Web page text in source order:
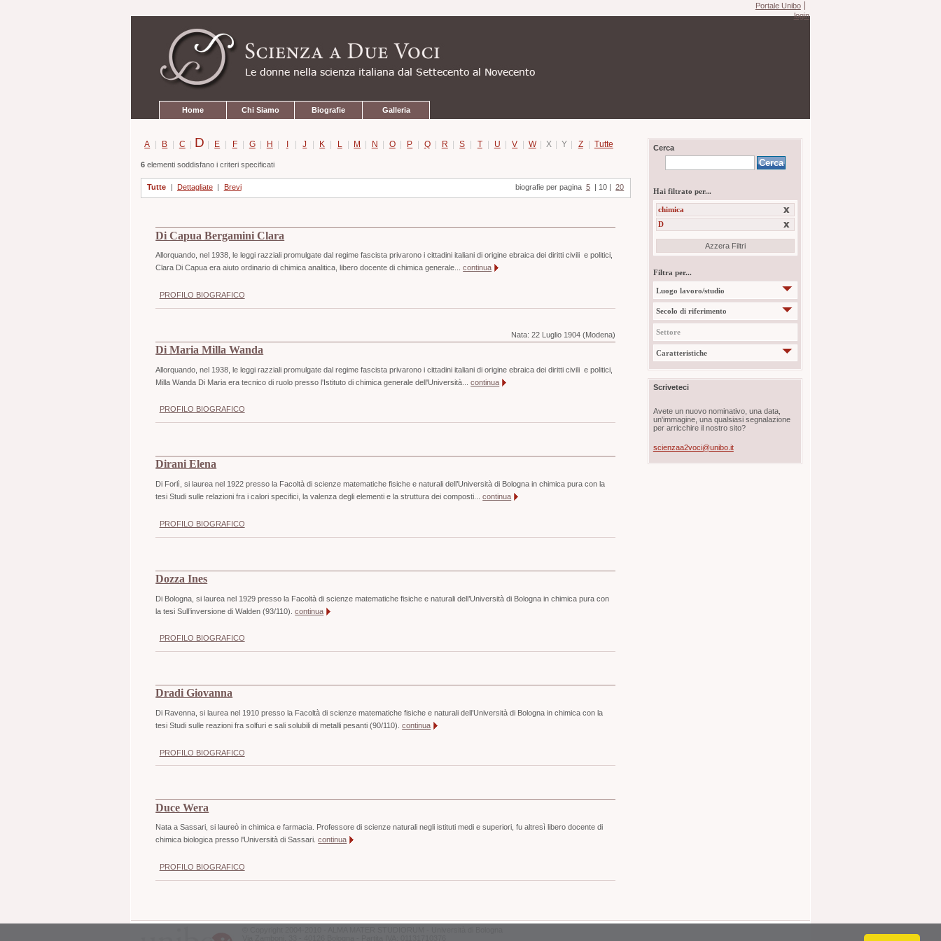
contenuti.
navigazione
Portale Unibo
login
Home Chi Siamo Biografie Galleria
A | B | C | D | E | F | G | H | I | J | K | L | M | N | O | P | Q | R | S | T | U | V | W | X | Y | Z | Tutte
6elementi soddisfano i criteri specificati
Tutte Dettagliate Brevi biografie per pagina 5 10 20
Di Capua Bergamini Clara
Allorquando, nel 1938, le leggi razziali promulgate dal regime fascista privarono i cittadini italiani di origine ebraica dei diritti civili e politici,
Clara Di Capua era aiuto ordinario di chimica analitica, libero docente di chimica generale...continua
PROFILO BIOGRAFICO
Nata:22 Luglio 1904 (Modena)
Di Maria Milla Wanda
Allorquando, nel 1938, le leggi razziali promulgate dal regime fascista privarono i cittadini italiani di origine ebraica dei diritti civili e politici,
Milla Wanda Di Maria era tecnico di ruolo presso l'Istituto di chimica generale dell'Università...continua
PROFILO BIOGRAFICO
Dirani Elena
Di Forlì, si laurea nel 1922 presso la Facoltà di scienze matematiche fisiche e naturali dell’Università di Bologna in chimica pura con la
tesi Studi sulle relazioni fra i calori specifici, la valenza degli elementi e la struttura dei composti...continua
PROFILO BIOGRAFICO
Dozza Ines
Di Bologna, si laurea nel 1929 presso la Facoltà di scienze matematiche fisiche e naturali dell’Università di Bologna in chimica pura con
la tesi Sull’inversione di Walden (93/110).continua
PROFILO BIOGRAFICO
Dradi Giovanna
Di Ravenna, si laurea nel 1910 presso la Facoltà di scienze matematiche fisiche e naturali dell’Università di Bologna in chimica con la
tesi Studi sulle reazioni fra solfuri e sali solubili di metalli pesanti (90/110).continua
PROFILO BIOGRAFICO
Duce Wera
Nata a Sassari, si laureò in chimica e farmacia. Professore di scienze naturali negli istituti medi e superiori, fu altresì libero docente di
chimica biologica presso l'Università di Sassari.continua
PROFILO BIOGRAFICO
Cerca
Hai filtrato per...
chimica
D
Azzera Filtri
Filtra per...
Luogo lavoro/studio
Secolo di riferimento
Settore
Caratteristiche
Scriveteci
Avete un nuovo nominativo, una data,
un'immagine, una qualsiasi segnalazione
per arricchire il nostro sito?
scienzaa2voci@unibo.it